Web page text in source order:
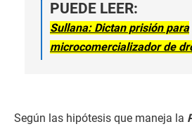
PUEDE LEER:
Sullana: Dictan prisión para
microcomercializador de
Según las hipótesis que maneja la